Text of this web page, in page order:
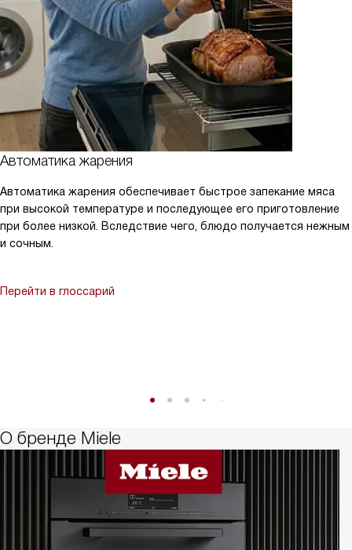
Автоматика жарения
Автоматика жарения обеспечивает быстрое запекание мяса
при высокой температуре и последующее его приготовление
при более низкой. Вследствие чего, блюдо получается нежным
и сочным.
Перейти в глоссарий
О бренде Miele